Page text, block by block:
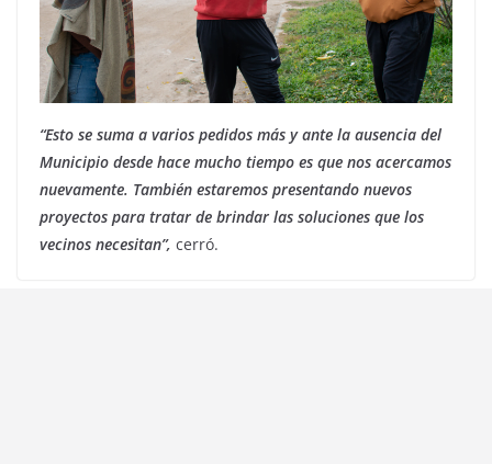
“Esto se suma a varios pedidos más y ante la ausencia del
Municipio desde hace mucho tiempo es que nos acercamos
nuevamente. También estaremos presentando nuevos
proyectos para tratar de brindar las soluciones que los
vecinos necesitan”, cerró.